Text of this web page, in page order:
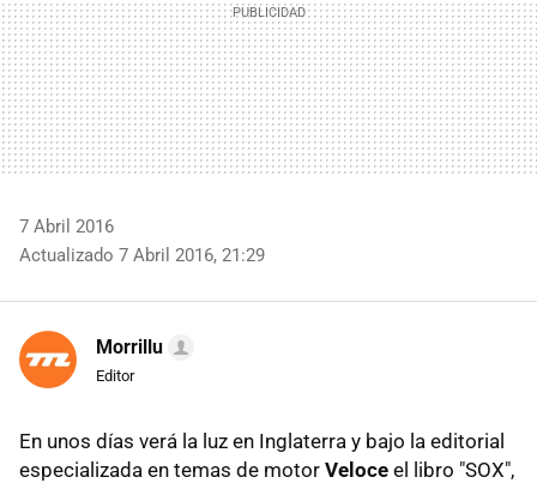
7 Abril 2016
Actualizado 7 Abril 2016, 21:29
Morrillu
Editor
En unos días verá la luz en Inglaterra y bajo la editorial
especializada en temas de motor Veloce el libro "SOX",